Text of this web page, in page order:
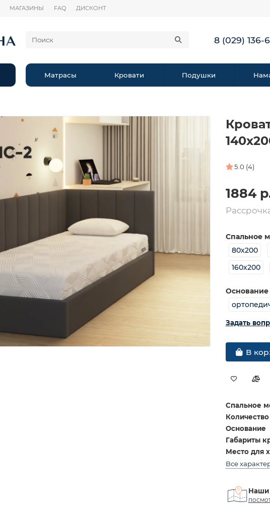
МАГАЗИНЫ FAQ ДИСКОНТ
8 (029) 136-
Матрасы Кровати Подушки
5.0 (4)
1884
Спальное
80х200
160х200
Основание
Задать
В
Спальное
Основание
Габариты
Место для
Все
Наши